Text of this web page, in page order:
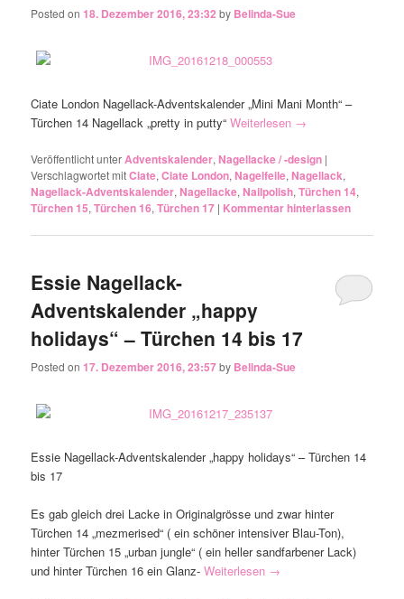
Posted on18. Dezember 2016, 23:32 by Belinda-Sue
Ciate London Nagellack-Adventskalender „Mini Mani Month“ –
Türchen 14 Nagellack „pretty in putty“Weiterlesen →
Veröffentlicht unterAdventskalender,Nagellacke / -design |
Verschlagwortet mitCiate,Ciate London,Nagelfeile,Nagellack,
Nagellack-Adventskalender,Nagellacke,Nailpolish,Türchen 14,
Türchen 15,Türchen 16,Türchen 17 | Kommentar hinterlassen
Essie Nagellack-
Adventskalender „happy
holidays“ – Türchen 14 bis 17
Posted on17. Dezember 2016, 23:57by Belinda-Sue
Essie Nagellack-Adventskalender „happy holidays“ – Türchen 14
bis 17
Es gab gleich drei Lacke in Originalgrösse und zwar hinter
Türchen 14 „mezmerised“ ( ein schöner intensiver Blau-Ton),
hinter Türchen 15 „urban jungle“ ( ein heller sandfarbener Lack)
und hinter Türchen 16 ein Glanz-Weiterlesen →